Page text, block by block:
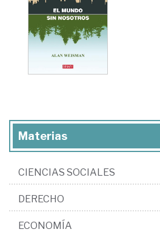
Materias
CIENCIAS SOCIALES
DERECHO
ECONOMÍA